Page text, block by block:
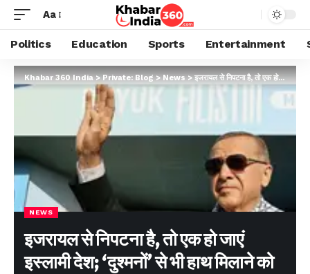
Aa
Politics Education Sports Entertainment
Khabar 360 India>Private: Blog>News>इजरायल से निपटना है, तो एक हो जाएं इस्लामी देश; ‘दुश्मनों’ से भी हाथ मिलाने को तैयार तुर्की के एर्दोगान…
NEWS
इजरायल से निपटना है, तो एक हो जाएं
इस्लामी देश; ‘दुश्मनों’ से भी हाथ मिलाने को